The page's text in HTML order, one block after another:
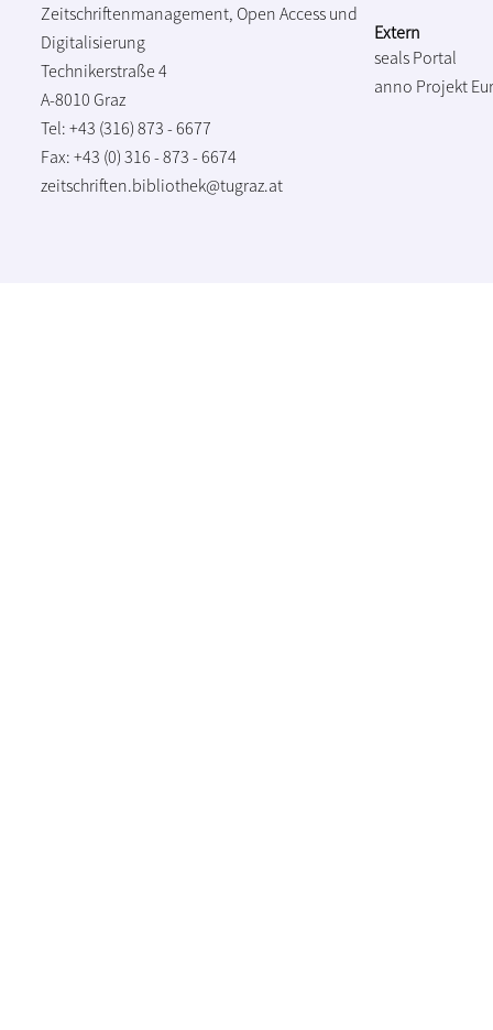
Zeitschriftenmanagement, Open Access und
Digitalisierung
Technikerstraße 4
A-8010 Graz
Tel: +43 (316) 873 - 6677
Fax: +43 (0) 316 - 873 - 6674
zeitschriften.bibliothek@tugraz.at
Extern
seals Portal
anno Projekt